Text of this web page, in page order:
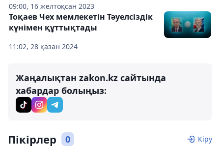
09:00, 16 желтоқсан 2023
11:02, 28 қазан 2024
Тоқаев Чех мемлекетін Тәуелсіздік
күнімен құттықтады
Жаңалықтан zakon.kz сайтында
хабардар болыңыз:
Пікірлер 0 Кіру